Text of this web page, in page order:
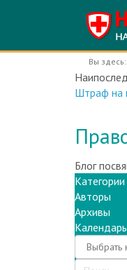
Вы здесь:
Блог
Категории
Авторы
Архивы
Календарь